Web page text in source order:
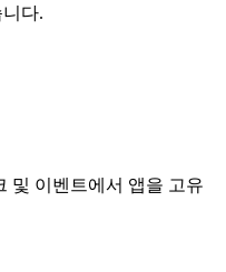
다.
및 이벤트에서 앱을 고유